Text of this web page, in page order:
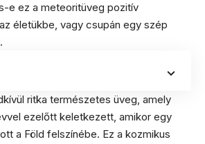
e ez a meteoritüveg pozitív
életükbe, vagy csupán egy szép
ritka természetes üveg, amely
ezelőtt keletkezett, amikor egy
a Föld felszínébe. Ez a kozmikus